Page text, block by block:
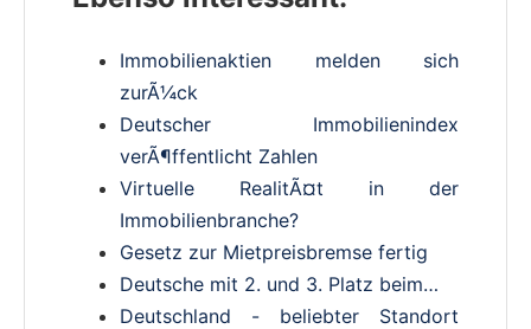
Immobilienaktien melden sich
zurÃ¼ck
Deutscher Immobilienindex
verÃ¶ffentlicht Zahlen
Virtuelle RealitÃ¤t in der
Immobilienbranche?
Gesetz zur Mietpreisbremse fertig
Deutsche mit 2. und 3. Platz beim…
Deutschland - beliebter Standort